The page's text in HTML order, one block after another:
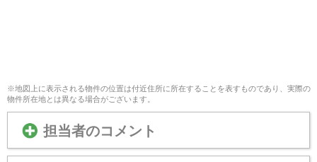
※地図上に表示される物件の位置は付近住所に所在することを表すものであり、実際の
物件所在地とは異なる場合がございます。
担当者のコメント